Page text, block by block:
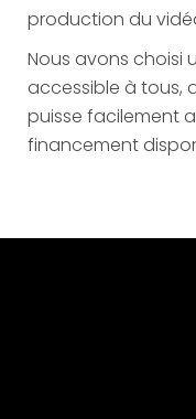
production du
Nous avons choisi
accessible à tous,
puisse facilement
financement